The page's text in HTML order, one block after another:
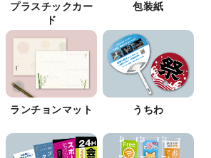
プラスチックカー
ド
包装紙
ランチョンマット うちわ